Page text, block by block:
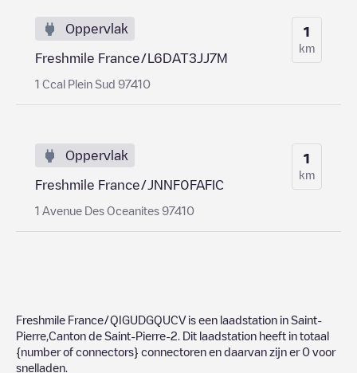
Oppervlak
Freshmile France/L6DAT3JJ7M
1 Ccal Plein Sud 97410
1
km
Oppervlak
Freshmile France/JNNF0FAFIC
1 Avenue Des Oceanites 97410
1
km
Freshmile France/QIGUDGQUCVis een laadstation in Saint-
Pierre Canton de Saint-Pierre-2 . Dit laadstation heeft in totaal
{number of connectors} connectoren en daarvan zijn er 0 voor
snelladen.